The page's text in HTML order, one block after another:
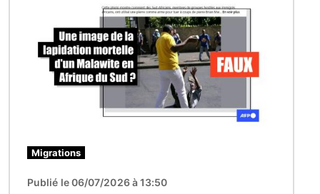
Migrations
Publié le 06/07/2026 à 13:50